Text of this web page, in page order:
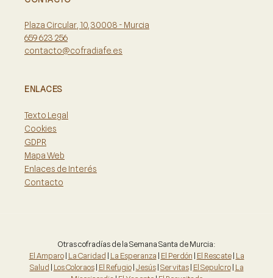
Plaza Circular, 10, 30008 - Murcia
659 623 256
contacto@cofradiafe.es
ENLACES
Texto Legal
Cookies
GDPR
Mapa Web
Enlaces de Interés
Contacto
Otras cofradías de la Semana Santa de Murcia:
El Amparo| La Caridad | La Esperanza | El Perdón | El Rescate| La
Salud | Los Coloraos| El Refugio|Jesús|Servitas| El Sepulcro| La